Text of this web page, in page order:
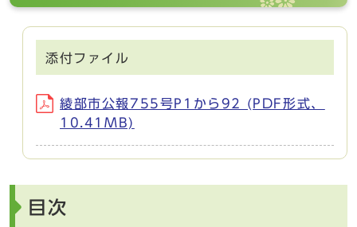
添付ファイル
綾部市公報755号P1から92 (PDF形式、
10.41MB)
目次